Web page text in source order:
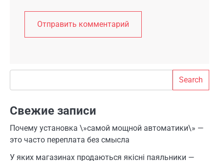
Search
Свежие записи
Почему установка \»самой мощной автоматики\» —
это часто переплата без смысла
У яких магазинах продаються якісні паяльники —